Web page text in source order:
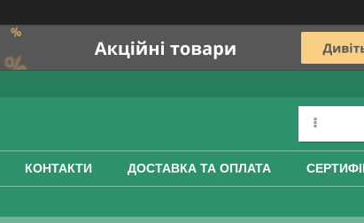
КОНТАКТИ ДОСТАВКА ТА ОПЛАТА